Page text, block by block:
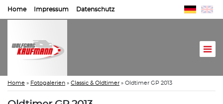
Home Impressum Datenschutz
Home » Fotogalerien » Classic & Oldtimer » Oldtimer GP 2013